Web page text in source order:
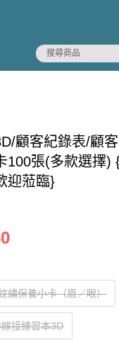
顧客紀錄表/顧
100張(多款選擇)
迎蒞臨}
繡保養小卡（眉／眼）
接練習本3D